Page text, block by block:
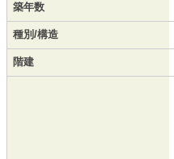
築年数
種別/構造
階建